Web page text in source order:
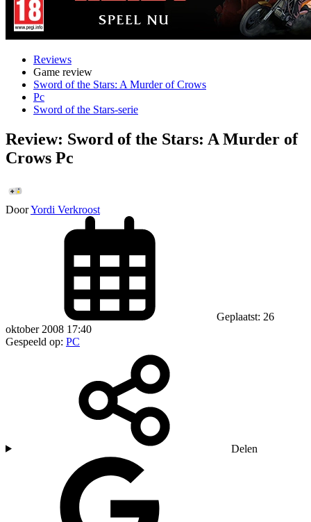
Reviews
Game review
Sword of the Stars: A Murder of Crows
Pc
Sword of the Stars-serie
Review: Sword of the Stars: A Murder of
Crows Pc
DoorYordi Verkroost
Geplaatst: 26
oktober 2008 17:40
Gespeeld op: PC
Delen